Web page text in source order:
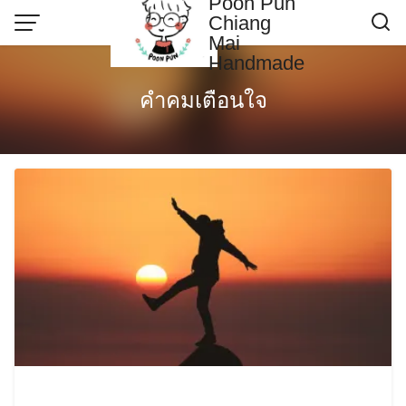
Chiang
Mai
Handmade
Poonpun Thai Clay
Sample Page
คำคมเตือนใจ